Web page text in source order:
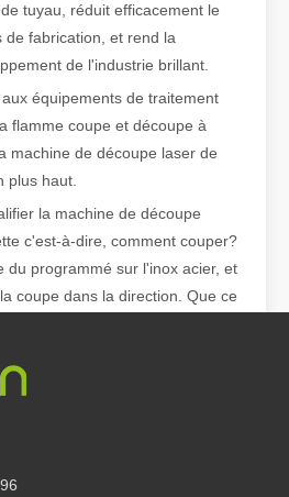
Comment choisir votre partenaire de travail : machine de découpe laser
est une méthode de précision
tuyau, réduit efficacement le
de fabrication, et rend la
de l'industrie brillant.
équipements de traitement
flamme coupe et découpe à
machine de découpe laser de
plus haut.
la machine de découpe
c'est-à-dire, comment couper?
du programmé sur l'inox acier, et
coupe dans la direction. Que ce
au laser